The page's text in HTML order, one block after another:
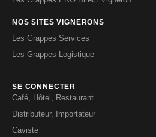
NOS SITES VIGNERONS
Les Grappes Services
Les Grappes Logistique
SE CONNECTER
Café, Hôtel, Restaurant
Distributeur, Importateur
Caviste